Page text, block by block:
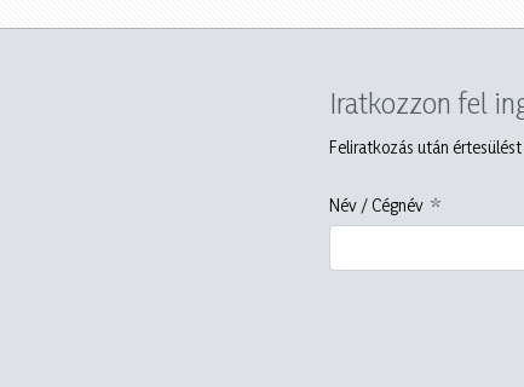
Iratkozzon fel
Feliratkozás után
Név / Cégnév